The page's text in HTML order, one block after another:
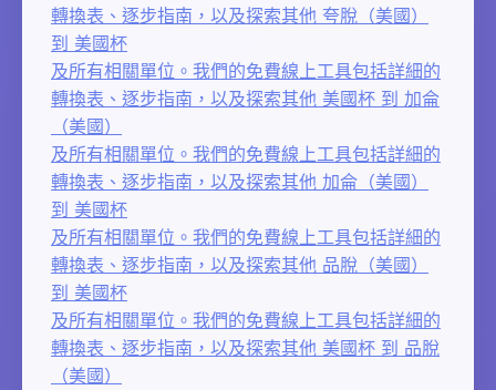
轉換表、逐步指南，以及探索其他 夸脫（美國）
到 美國杯
及所有相關單位。我們的免費線上工具包括詳細的
轉換表、逐步指南，以及探索其他 美國杯 到 加侖
（美國）
及所有相關單位。我們的免費線上工具包括詳細的
轉換表、逐步指南，以及探索其他 加侖（美國）
到 美國杯
及所有相關單位。我們的免費線上工具包括詳細的
轉換表、逐步指南，以及探索其他 品脫（美國）
到 美國杯
及所有相關單位。我們的免費線上工具包括詳細的
轉換表、逐步指南，以及探索其他 美國杯 到 品脫
（美國）